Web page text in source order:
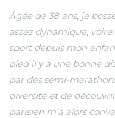
Âgée de 38 ans, je
assez dynamique,
sport depuis mon
pied il y a une bonne
par des semi-
diversité et de
parisien m’a alors